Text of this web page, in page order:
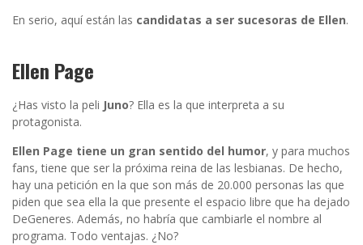
En serio, aquí están las candidatas a ser sucesoras de Ellen.
Ellen Page
¿Has visto la peli Juno? Ella es la que interpreta a su
protagonista.
Ellen Page tiene un gran sentido del humor, y para muchos
fans, tiene que ser la próxima reina de las lesbianas. De hecho,
hay una petición en la que son más de 20.000 personas las que
piden que sea ella la que presente el espacio libre que ha dejado
DeGeneres. Además, no habría que cambiarle el nombre al
programa. Todo ventajas. ¿No?